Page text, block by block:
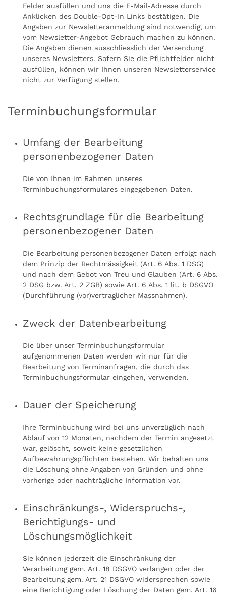
Felder ausfüllen und uns die E-Mail-Adresse durch
Anklicken des Double-Opt-In Links bestätigen. Die
Angaben zur Newsletteranmeldung sind notwendig, um
vom Newsletter-Angebot Gebrauch machen zu können.
Die Angaben dienen ausschliesslich der Versendung
unseres Newsletters. Sofern Sie die Pflichtfelder nicht
ausfüllen, können wir Ihnen unseren Newsletterservice
nicht zur Verfügung stellen.
Terminbuchungsformular
Umfang der Bearbeitung
personenbezogener Daten
Die von Ihnen im Rahmen unseres
Terminbuchungsformulares eingegebenen Daten.
Rechtsgrundlage für die Bearbeitung
personenbezogener Daten
Die Bearbeitung personenbezogener Daten erfolgt nach
dem Prinzip der Rechtmässigkeit (Art. 6 Abs. 1 DSG)
und nach dem Gebot von Treu und Glauben (Art. 6 Abs.
2 DSG bzw. Art. 2 ZGB) sowie Art. 6 Abs. 1 lit. b DSGVO
(Durchführung (vor)vertraglicher Massnahmen).
Zweck der Datenbearbeitung
Die über unser Terminbuchungsformular
aufgenommenen Daten werden wir nur für die
Bearbeitung von Terminanfragen, die durch das
Terminbuchungsformular eingehen, verwenden.
Dauer der Speicherung
Ihre Terminbuchung wird bei uns unverzüglich nach
Ablauf von 12 Monaten, nachdem der Termin angesetzt
war, gelöscht, soweit keine gesetzlichen
Aufbewahrungspflichten bestehen. Wir behalten uns
die Löschung ohne Angaben von Gründen und ohne
vorherige oder nachträgliche Information vor.
Einschränkungs-, Widerspruchs-,
Berichtigungs- und
Löschungsmöglichkeit
Sie können jederzeit die Einschränkung der
Verarbeitung gem. Art. 18 DSGVO verlangen oder der
Bearbeitung gem. Art. 21 DSGVO widersprechen sowie
eine Berichtigung oder Löschung der Daten gem. Art. 16